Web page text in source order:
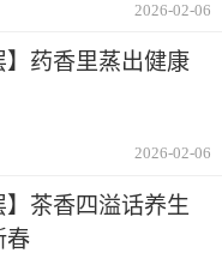
2026-02-06
】药香里蒸出健康
2026-02-06
】茶香四溢话养生
春